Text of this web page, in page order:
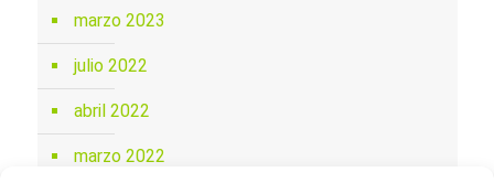
marzo 2023
julio 2022
abril 2022
marzo 2022